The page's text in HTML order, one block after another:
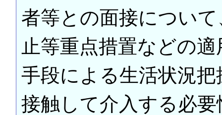
者等との面接につい
止等重点措置などの
手段による生活状況
接触して介入する必